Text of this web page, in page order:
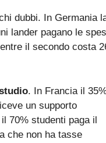
dubbi. In Germania
lander pagano le
il secondo costa
. In Francia il
un supporto
70% studenti paga il
che non ha tasse